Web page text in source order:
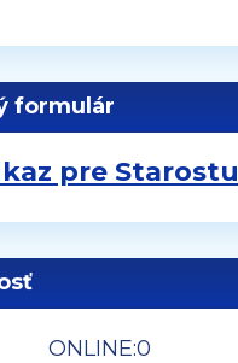
formulár
pre Starostu
ONLINE:0